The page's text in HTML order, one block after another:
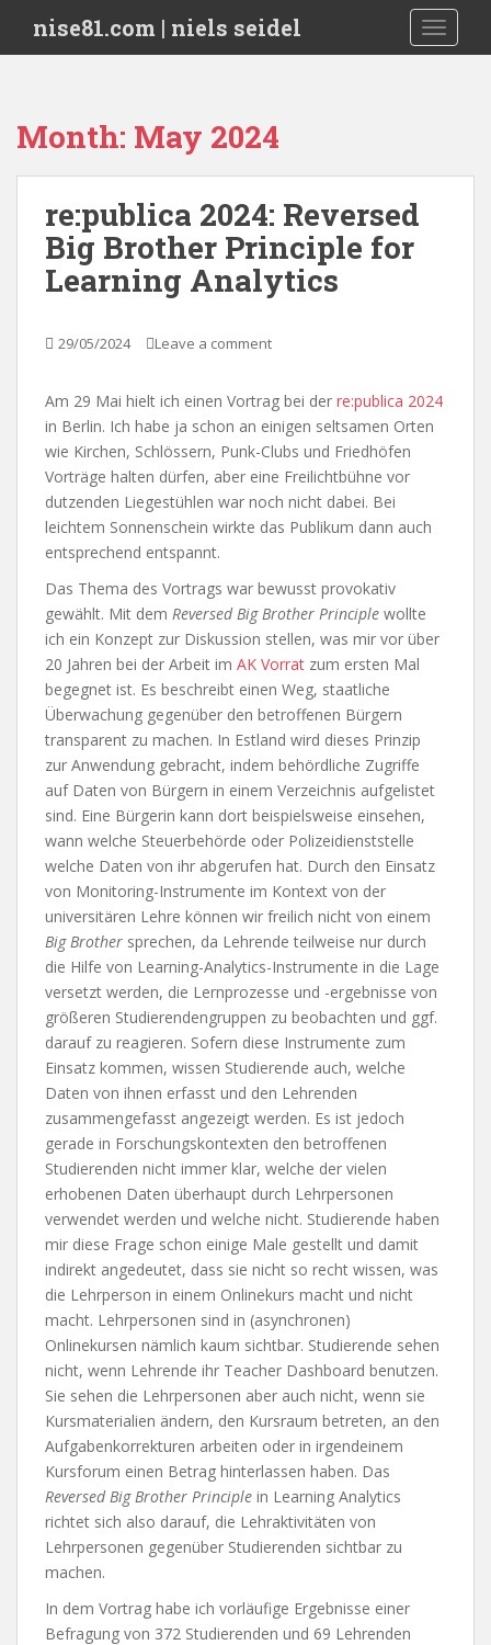
i
nise81.com | niels seidel
Month: May 2024
re:publica 2024: Reversed
Big Brother Principle for
Learning Analytics
29/05/2024 Leave a comment
Am 29 Mai hielt ich einen Vortrag bei der re:publica 2024
in Berlin. Ich habe ja schon an einigen seltsamen Orten
wie Kirchen, Schlössern, Punk-Clubs und Friedhöfen
Vorträge halten dürfen, aber eine Freilichtbühne vor
dutzenden Liegestühlen war noch nicht dabei. Bei
leichtem Sonnenschein wirkte das Publikum dann auch
entsprechend entspannt.
Das Thema des Vortrags war bewusst provokativ
gewählt. Mit dem Reversed Big Brother Principle wollte
ich ein Konzept zur Diskussion stellen, was mir vor über
20 Jahren bei der Arbeit im AK Vorrat zum ersten Mal
begegnet ist. Es beschreibt einen Weg, staatliche
Überwachung gegenüber den betroffenen Bürgern
transparent zu machen. In Estland wird dieses Prinzip
zur Anwendung gebracht, indem behördliche Zugriffe
auf Daten von Bürgern in einem Verzeichnis aufgelistet
sind. Eine Bürgerin kann dort beispielsweise einsehen,
wann welche Steuerbehörde oder Polizeidienststelle
welche Daten von ihr abgerufen hat. Durch den Einsatz
von Monitoring-Instrumente im Kontext von der
universitären Lehre können wir freilich nicht von einem
Big Brother sprechen, da Lehrende teilweise nur durch
die Hilfe von Learning-Analytics-Instrumente in die Lage
versetzt werden, die Lernprozesse und -ergebnisse von
größeren Studierendengruppen zu beobachten und ggf.
darauf zu reagieren. Sofern diese Instrumente zum
Einsatz kommen, wissen Studierende auch, welche
Daten von ihnen erfasst und den Lehrenden
zusammengefasst angezeigt werden. Es ist jedoch
gerade in Forschungskontexten den betroffenen
Studierenden nicht immer klar, welche der vielen
erhobenen Daten überhaupt durch Lehrpersonen
verwendet werden und welche nicht. Studierende haben
mir diese Frage schon einige Male gestellt und damit
indirekt angedeutet, dass sie nicht so recht wissen, was
die Lehrperson in einem Onlinekurs macht und nicht
macht. Lehrpersonen sind in (asynchronen)
Onlinekursen nämlich kaum sichtbar. Studierende sehen
nicht, wenn Lehrende ihr Teacher Dashboard benutzen.
Sie sehen die Lehrpersonen aber auch nicht, wenn sie
Kursmaterialien ändern, den Kursraum betreten, an den
Aufgabenkorrekturen arbeiten oder in irgendeinem
Kursforum einen Betrag hinterlassen haben. Das
Reversed Big Brother Principle in Learning Analytics
richtet sich also darauf, die Lehraktivitäten von
Lehrpersonen gegenüber Studierenden sichtbar zu
machen.
In dem Vortrag habe ich vorläufige Ergebnisse einer
Befragung von 372 Studierenden und 69 Lehrenden